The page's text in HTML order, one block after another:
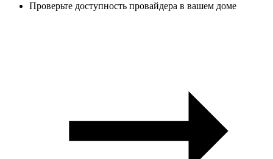
Проверьте доступность провайдера в вашем доме